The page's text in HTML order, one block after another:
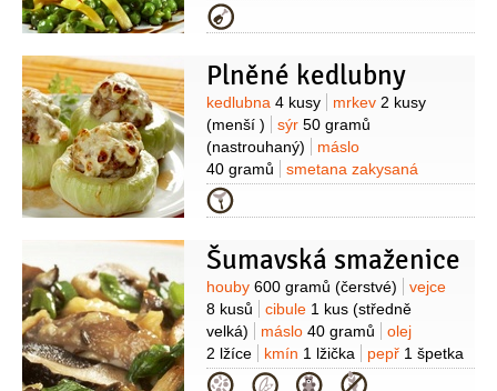
(čerstvý nebo mražený))
100 gramů
cibulka jarní2 kusy
olej
Virgin)
šafrán1/2 gramu
(mletý)
cukr
Kategorie
Plněné kedlubny
Suroviny
kedlubna 4 kusy mrkev 2 kusy
(menší )
sýr 50 gramů
(nastrouhaný)
máslo
40 gramů
smetana zakysaná
1 lžíce
masovou směs: mleté maso
(zbavený kůrky)
paprika sladká
1 lžička (mletá) mléko 0,8 decilitru
Kategorie
Šumavská smaženice
Suroviny
houby 600 gramů (čerstvé)
vejce
8 kusů
cibule 1 kus (středně
velká)
máslo 40 gramů
olej
2 lžíce
kmín 1 lžička pepř 1 špetka
(čerstvě mletý)
sůl
bylinky